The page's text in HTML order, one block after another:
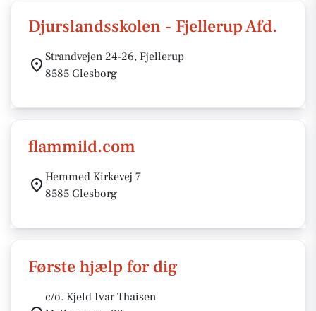
Djurslandsskolen - Fjellerup Afd.
Strandvejen 24-26, Fjellerup
8585 Glesborg
flammild.com
Hemmed Kirkevej 7
8585 Glesborg
Første hjælp for dig
c/o. Kjeld Ivar Thaisen